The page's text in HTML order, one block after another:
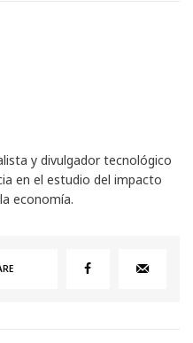
y divulgador tecnológico
en el estudio del impacto
economía.